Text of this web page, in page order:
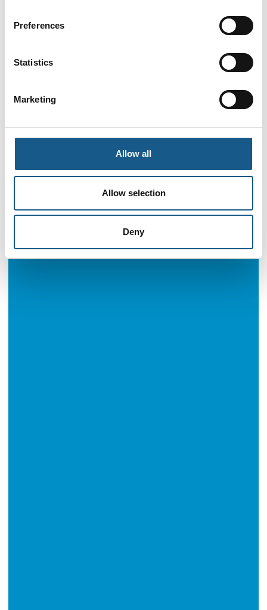
Preferences
Statistics
Marketing
Allow all
Allow selection
Deny